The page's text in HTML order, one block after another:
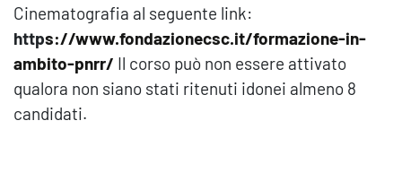
Cinematografia al seguente link:
https://www.fondazionecsc.it/formazione-in-
ambito-pnrr/ Il corso può non essere attivato
qualora non siano stati ritenuti idonei almeno 8
candidati.